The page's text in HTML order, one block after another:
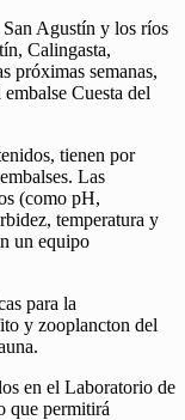
Agustín y los ríos
Calingasta,
próximas semanas,
Cuesta del
tienen por
Las
(como pH,
temperatura y
un equipo
para la
y zooplancton del
en el Laboratorio de
que permitirá